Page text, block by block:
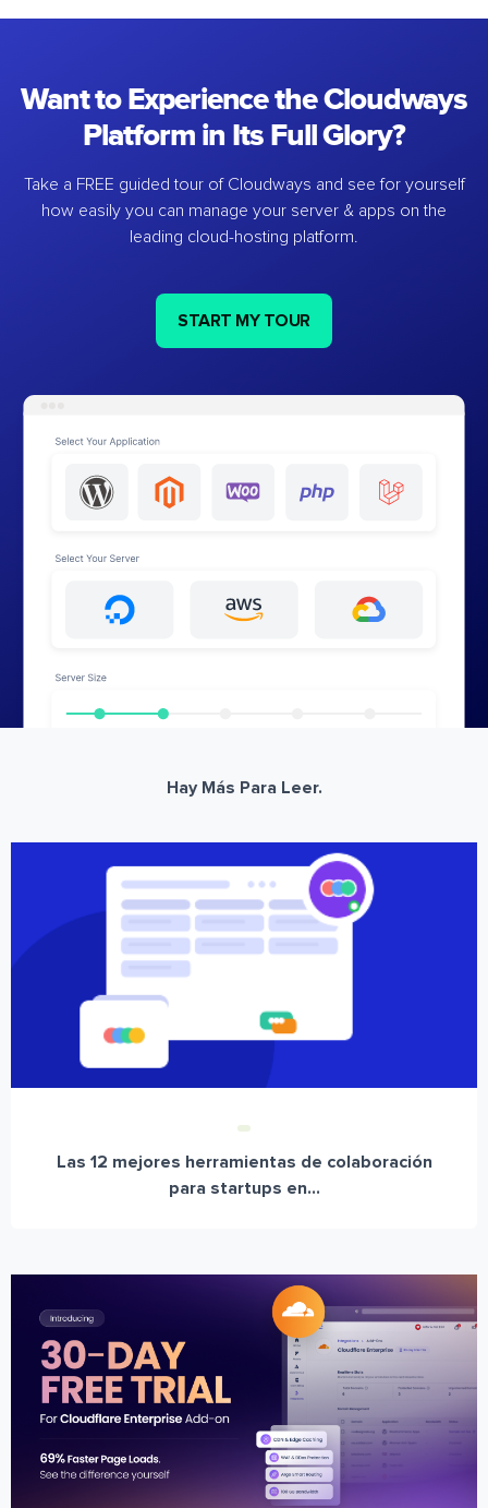
Want to Experience the Cloudways
Platform in Its Full Glory?
Take a FREE guided tour of Cloudways and see for yourself
how easily you can manage your server & apps on the
leading cloud-hosting platform.
START MY TOUR
Hay Más Para Leer.
Las 12 mejores herramientas de colaboración
para startups en...